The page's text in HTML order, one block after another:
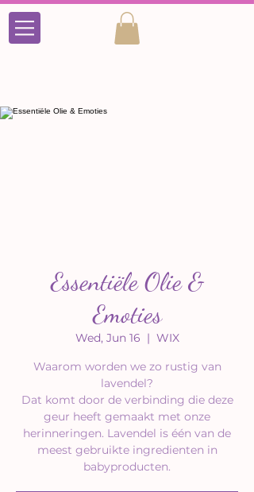
Essentiële Olie &
Emoties
Wed, Jun 16
  |
WIX
Waarom worden we zo rustig van
lavendel?
Dat komt door de verbinding die deze
geur heeft gemaakt met onze
herinneringen. Lavendel is één van de
meest gebruikte ingredienten in
babyproducten.